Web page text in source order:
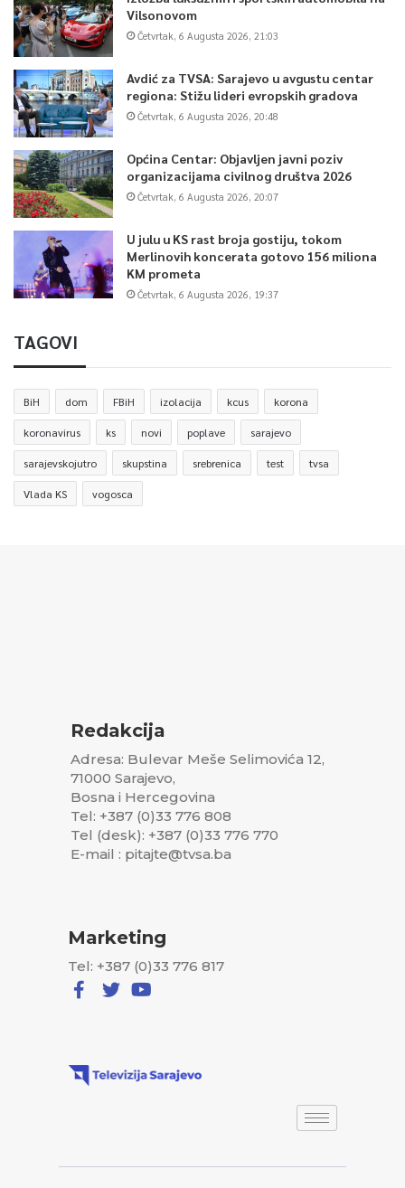
Vilsonovom
Četvrtak, 6 Augusta 2026, 21:03
Avdić za TVSA: Sarajevo u avgustu centar
regiona: Stižu lideri evropskih gradova
Četvrtak, 6 Augusta 2026, 20:48
Općina Centar: Objavljen javni poziv
organizacijama civilnog društva 2026
Četvrtak, 6 Augusta 2026, 20:07
U julu u KS rast broja gostiju, tokom
Merlinovih koncerata gotovo 156 miliona
KM prometa
Četvrtak, 6 Augusta 2026, 19:37
TAGOVI
BiH dom FBiH izolacija kcus korona
koronavirus ks novi poplave sarajevo
sarajevskojutro skupstina srebrenica test tvsa
Vlada KS vogosca
Redakcija
Adresa: Bulevar Meše Selimovića 12,
71000 Sarajevo,
Bosna i Hercegovina
Tel: +387 (0)33 776 808
Tel (desk): +387 (0)33 776 770
E-mail : pitajte@tvsa.ba
Marketing
Tel: +387 (0)33 776 817